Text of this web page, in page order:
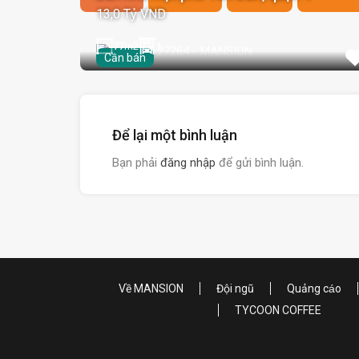
Cần bán
13,0 Tỷ VND
77m2
Để lại một bình luận
Bạn phải đăng nhập để gửi bình luận.
Về MANSION Đội ngũ Quảng cáo
TYCOON COFFEE